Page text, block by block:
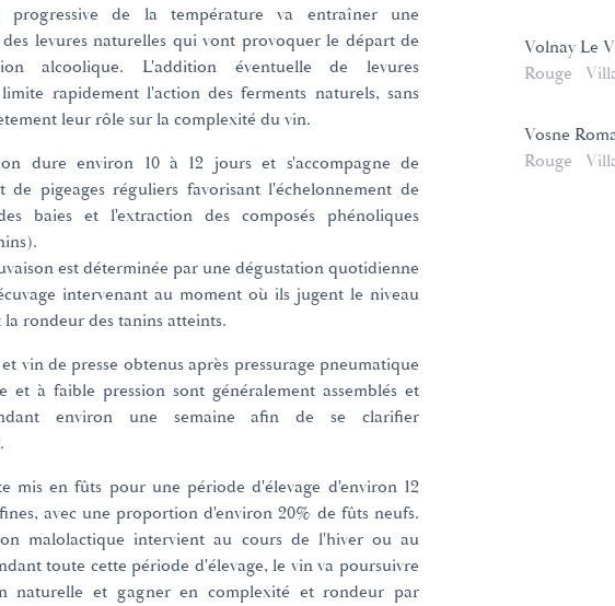
progressive de la température va entraîner une
levures naturelles qui vont provoquer le départ de
alcoolique. L'addition éventuelle de levures
limite rapidement l'action des ferments naturels, sans
leur rôle sur la complexité du vin.
dure environ 10 à 12 jours et s'accompagne de
de pigeages réguliers favorisant l'échelonnement de
baies et l'extraction des composés phénoliques
est déterminée par une dégustation quotidienne
intervenant au moment où ils jugent le niveau
rondeur des tanins atteints.
vin de presse obtenus après pressurage pneumatique
et à faible pression sont généralement assemblés et
environ une semaine afin de se clarifier
mis en fûts pour une période d'élevage d'environ 12
avec une proportion d'environ 20% de fûts neufs.
malolactique intervient au cours de l'hiver ou au
toute cette période d'élevage, le vin va poursuivre
naturelle et gagner en complexité et rondeur par
Volnay Le
Rouge
Vosne
Rouge